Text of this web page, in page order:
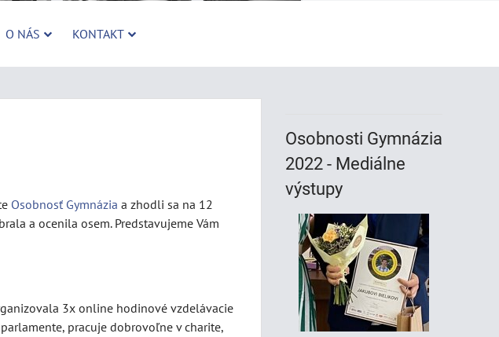
O NÁS KONTAKT
Osobnosť Gymnázia a zhodli sa na 12
a ocenila osem. Predstavujeme Vám
3x online hodinové vzdelávacie
pracuje dobrovoľne v charite,
Osobnosti Gymnázia
2022 - Mediálne
výstupy